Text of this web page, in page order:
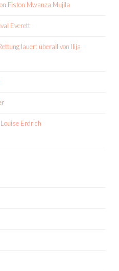
Fiston Mwanza Mujila
Everett
lauert überall von Ilija
Erdrich